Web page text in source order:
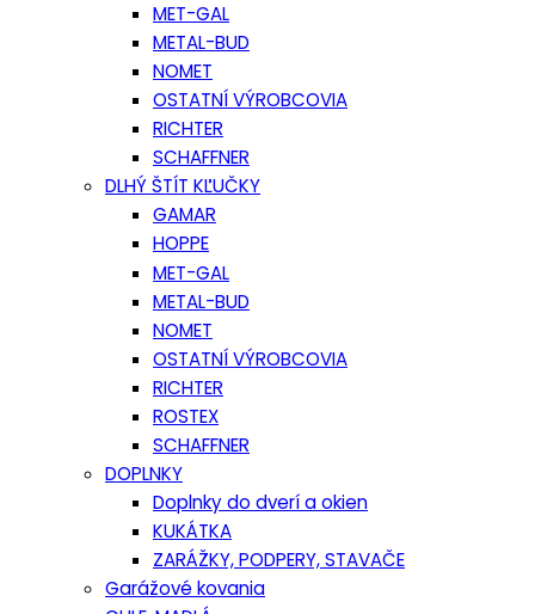
MET-GAL
METAL-BUD
NOMET
OSTATNÍ VÝROBCOVIA
RICHTER
SCHAFFNER
DLHÝ ŠTÍT KĽUČKY
GAMAR
HOPPE
MET-GAL
METAL-BUD
NOMET
OSTATNÍ VÝROBCOVIA
RICHTER
ROSTEX
SCHAFFNER
DOPLNKY
Doplnky do dverí a okien
KUKÁTKA
ZARÁŽKY, PODPERY, STAVAČE
Garážové kovania